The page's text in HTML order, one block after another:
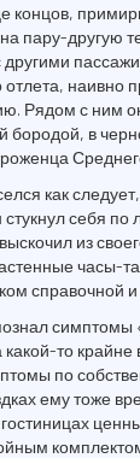
концов,
пару-другую
другими
отлета, наивно
Рядом с ним
бородой, в
как
себя по
из
часы-
справочной
симптомы
какой-то
по
ему тоже